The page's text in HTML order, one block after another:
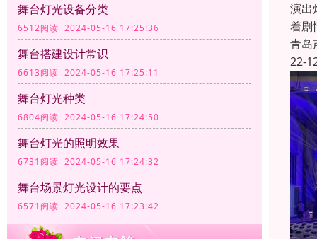
舞台灯光设备分类
6512阅读 2024-05-16 17:25:36
舞台搭建设计常识
6613阅读 2024-05-16 17:25:11
舞台灯光种类
6804阅读 2024-05-16 17:24:50
舞台灯光的照明效果
6731阅读 2024-05-16 17:24:32
舞台场景灯光设计的要点
6571阅读 2024-05-16 17:23:42
演出
着剧
青岛
22-